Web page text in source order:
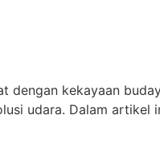
kekayaan
udara. Dalam artikel